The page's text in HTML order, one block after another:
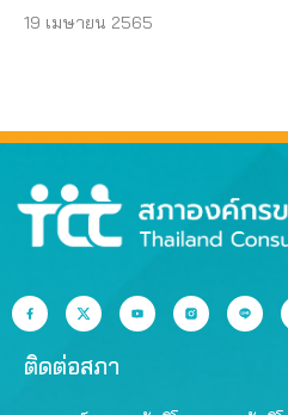
19 เมษายน 2565
ติดต่อสภา